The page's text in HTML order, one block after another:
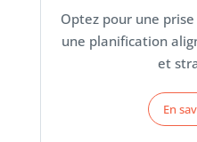
Optez pour une
une planification
et
En